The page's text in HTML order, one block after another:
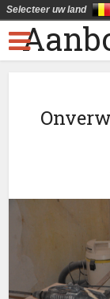
Selecteer uw land